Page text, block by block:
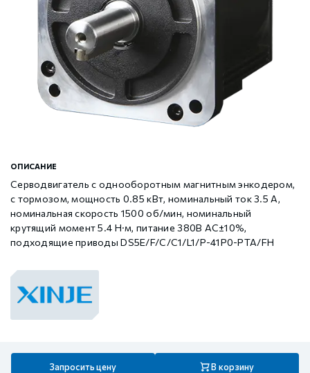
ОПИСАНИЕ
Серводвигатель с однооборотным магнитным энкодером,
с тормозом, мощность 0.85 кВт, номинальный ток 3.5 А,
номинальная скорость 1500 об/мин, номинальный
крутящий момент 5.4 Н·м, питание 380В AC±10%,
подходящие приводы DS5E/F/C/C1/L1/P-41P0-PTA/FH
Запросить цену В корзину
Стабур
Xinje XD
Xinje XP (PLC+HMI)
Xinje HVAC
Беспроводное оборудование WoMaster
SFP модули WoMaster
Xinje Аксессуары
Серводрайверы Xinje DL6 Высокоточные
Серводвигатели Xinje MS6
Серводвигатели Xinje MF3
Аксессуары Xinje
Шаговые драйверы Xinje DP3L (высоковольтные
импульсные с разомкнутым контуром)
Шаговые драйверы Xinje DP3S (Modbus RTU, с
замкнутым контуром)
Шаговые драйверы Xinje DP3SL (Modbus RTU, с
разомкнутым контуром)
управления
Шаговые двигатели MP3 с разомкнутым контуром
управления